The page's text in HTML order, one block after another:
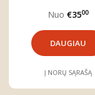
Nuo €3500
DAUGIAU
Į NORŲ SĄRAŠĄ